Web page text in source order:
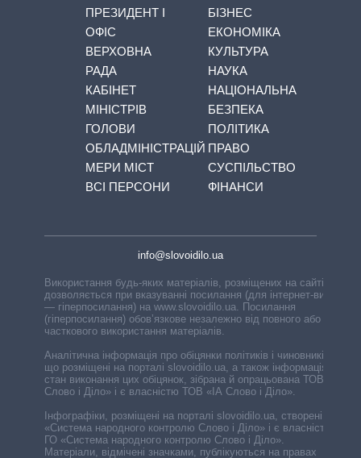
ПРЕЗИДЕНТ І
ОФІС
ВЕРХОВНА
РАДА
КАБІНЕТ
МІНІСТРІВ
ГОЛОВИ
ОБЛАДМІНІСТРАЦІЙ
МЕРИ МІСТ
ВСІ ПЕРСОНИ
БІЗНЕС
ЕКОНОМІКА
КУЛЬТУРА
НАУКА
НАЦІОНАЛЬНА
БЕЗПЕКА
ПОЛІТИКА
ПРАВО
СУСПІЛЬСТВО
ФІНАНСИ
info@slovoidilo.ua
Використання будь-яких матеріалів, розміщених на сайті,
дозволяється при вказуванні посилання (для інтернет-видань
— гіперпосилання) на www.slovoidilo.ua. Посилання
(гіперпосилання) обов’язкове незалежно від повного або
часткового використання матеріалів.
Аналітична інформація про обіцянки політиків і чиновників,
що розміщені на порталі slovoidilo.ua, а також інформація про
стан виконання цих обіцянок, зібрана й опрацьована ТОВ «ІА
Слово і Діло» і є власністю ТОВ «ІА Слово і Діло».
Інфографіки, розміщені на порталі slovoidilo.ua, створені ГО
«Система народного контролю Слово і Діло» і є власністю
ГО «Система народного контролю Слово і Діло».
Матеріали, відмічені значками, публікуються на правах